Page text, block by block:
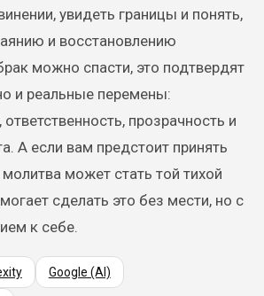
увидеть границы и понять,
и восстановлению
можно спасти, это подтвердят
и реальные перемены:
прозрачность и
А если вам предстоит принять
может стать той тихой
сделать это без мести, но с
к себе.
Google (AI)